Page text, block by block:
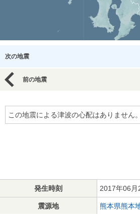
次の地震
前の地震
この地震による津波の心配はありません。
発生時刻 2017年06
震源地 熊本県熊本